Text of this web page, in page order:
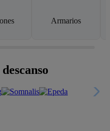
Armarios